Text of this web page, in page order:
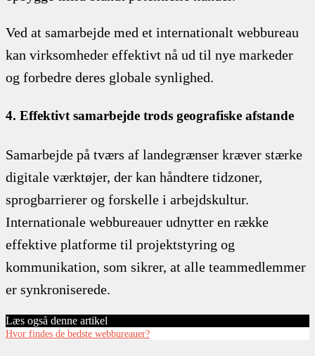
Ved at samarbejde med et internationalt webbureau
kan virksomheder effektivt nå ud til nye markeder
og forbedre deres globale synlighed.
4. Effektivt samarbejde trods geografiske afstande
Samarbejde på tværs af landegrænser kræver stærke
digitale værktøjer, der kan håndtere tidzoner,
sprogbarrierer og forskelle i arbejdskultur.
Internationale webbureauer udnytter en række
effektive platforme til projektstyring og
kommunikation, som sikrer, at alle teammedlemmer
er synkroniserede.
Læs også denne artikel
Hvor findes de bedste webbureauer?